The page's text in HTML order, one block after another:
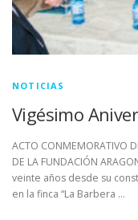
NOTICIAS
Vigésimo
ACTO CONMEMORATIVO
DE LA FUNDACIÓN
veinte años desde su
en la finca “La Barbera …